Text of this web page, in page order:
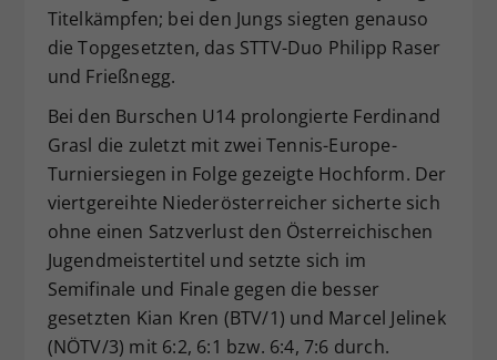
Titelkämpfen; bei den Jungs siegten genauso
die Topgesetzten, das STTV-Duo Philipp Raser
und Frießnegg.
Bei den Burschen U14 prolongierte Ferdinand
Grasl die zuletzt mit zwei Tennis-Europe-
Turniersiegen in Folge gezeigte Hochform. Der
viertgereihte Niederösterreicher sicherte sich
ohne einen Satzverlust den Österreichischen
Jugendmeistertitel und setzte sich im
Semifinale und Finale gegen die besser
gesetzten Kian Kren (BTV/1) und Marcel Jelinek
(NÖTV/3) mit 6:2, 6:1 bzw. 6:4, 7:6 durch.